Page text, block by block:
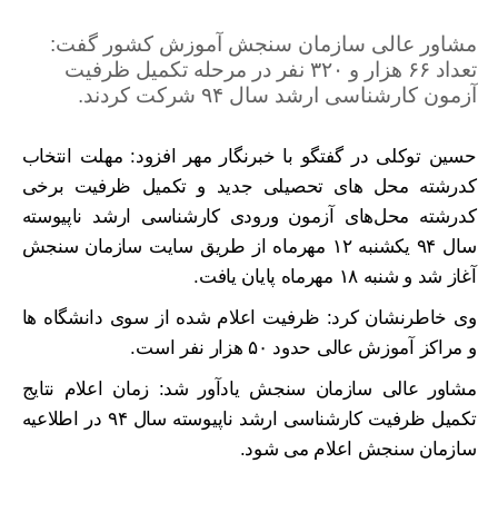
مشاور عالی سازمان سنجش آموزش کشور گفت:
تعداد ۶۶ هزار و ۳۲۰ نفر در مرحله تکمیل ظرفیت
آزمون کارشناسی ارشد سال ۹۴ شرکت کردند.
حسین توکلی در گفتگو با خبرنگار مهر افزود: مهلت انتخاب
کدرشته محل های تحصیلی جدید و تکمیل ظرفیت برخی
کدرشته محل‌های آزمون ورودی کارشناسی ارشد ناپیوسته
سال ۹۴ یکشنبه ۱۲ مهرماه از طریق سایت سازمان سنجش
آغاز شد و شنبه ۱۸ مهرماه پایان یافت.
وی خاطرنشان کرد: ظرفیت اعلام شده از سوی دانشگاه ها
و مراکز آموزش عالی حدود ۵۰ هزار نفر است.
مشاور عالی سازمان سنجش یادآور شد: زمان اعلام نتایج
تکمیل ظرفیت کارشناسی ارشد ناپیوسته سال ۹۴ در اطلاعیه
سازمان سنجش اعلام می شود.